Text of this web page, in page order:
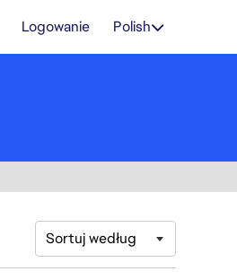
Logowanie Polish
Sortuj według